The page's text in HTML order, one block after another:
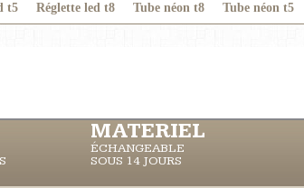
t5 Réglette led t8 Tube néon t8 Tube néon t5
MATERIEL
ÉCHANGEABLE
SOUS 14 JOURS